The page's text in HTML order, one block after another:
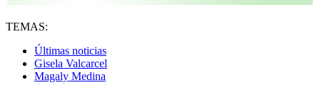
TEMAS:
Últimas noticias
Gisela Valcarcel
Magaly Medina